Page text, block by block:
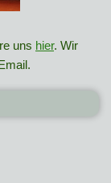
uns hier. Wir